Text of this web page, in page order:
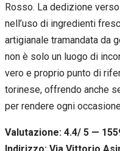
Rosso. La dedizione
nell’uso di ingredienti
artigianale tramandata da
non è solo un luogo di
vero e proprio punto di
torinese, offrendo anche
per rendere ogni
Valutazione: 4.4/ 5 —